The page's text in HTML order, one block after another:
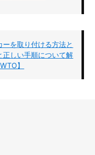
ーを取り付ける方法と
正しい手順について解
】